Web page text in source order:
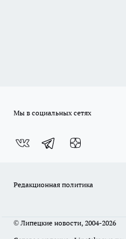
Мы в социальных сетях
Редакционная политика
© Липецкие новости, 2004-2026